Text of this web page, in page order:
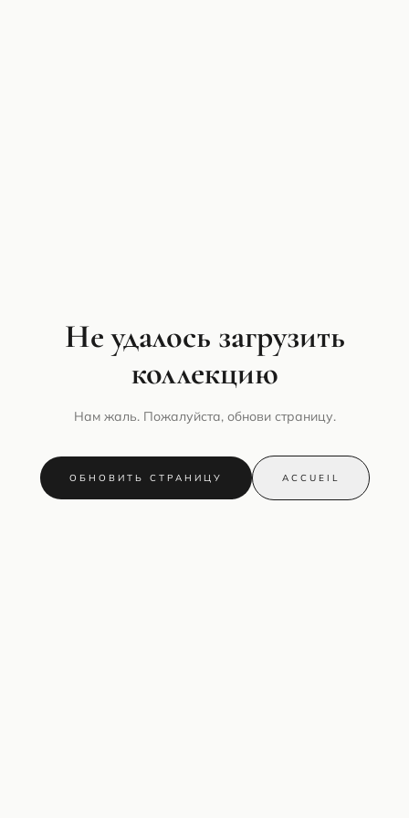
Не удалось загрузить
коллекцию
Нам жаль. Пожалуйста, обнови страницу.
ОБНОВИТЬ СТРАНИЦУ ACCUEIL